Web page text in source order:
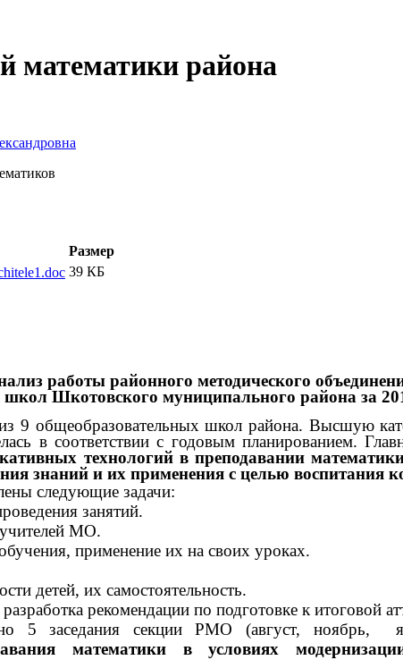
математики района
Размер
39 КБ
работы районного методического
Шкотовского муниципального района за
9 общеобразовательных школ района. Высшую
в соответствии с годовым планированием.
технологий в преподавании
знаний и их применения с целью воспитания
следующие задачи:
занятий.
МО.
применение их на своих уроках.
детей, их самостоятельность.
рекомендации по подготовке к итоговой
5 заседания секции РМО (август, ноябрь,
математики в условиях